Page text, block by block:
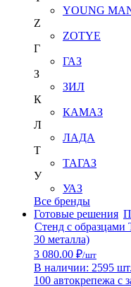
YOUNG
Z
ZOTYE
Г
ГАЗ
З
ЗИЛ
К
КАМАЗ
Л
ЛАДА
Т
ТАГАЗ
У
УАЗ
Все бренды
Готовые решения
Стенд с образцами
30 металла)
3 080.00 ₽/шт
В наличии: 2595 шт.
100 автокрепежа с